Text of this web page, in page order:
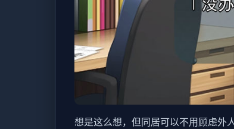
想是这么想，但同居可以不用顾虑外